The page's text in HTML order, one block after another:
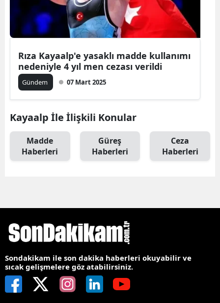
Rıza Kayaalp'e yasaklı madde kullanımı
nedeniyle 4 yıl men cezası verildi
Gündem 07 Mart 2025
Kayaalp İle İlişkili Konular
Madde
Haberleri
Güreş
Haberleri
Ceza
Haberleri
Sondakikam ile son dakika haberleri okuyabilir ve
sıcak gelişmelere göz atabilirsiniz.